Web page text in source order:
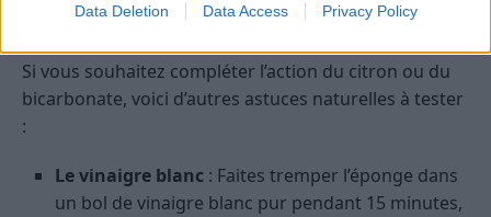
Data Deletion Data Access Privacy Policy
éponges qui sentent mauvais
Si vous souhaitez compléter l’action du citron ou du
bicarbonate, voici d’autres astuces naturelles à tester
:
Le vinaigre blanc : Faites tremper l’éponge dans
un bol de vinaigre blanc pur pendant 15 minutes,